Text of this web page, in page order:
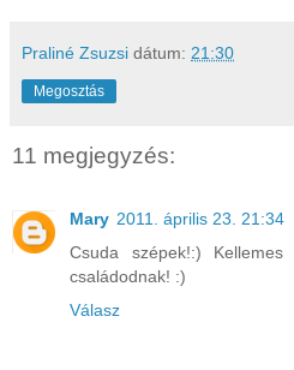
Praliné Zsuzsi dátum: 21:30
Megosztás
11 megjegyzés:
Mary 2011. április 23. 21:34
Csuda szépek!:)
családodnak! :)
Válasz